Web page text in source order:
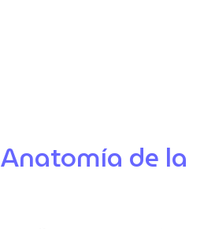
Anatomía de la